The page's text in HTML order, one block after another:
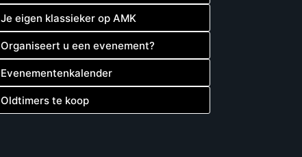
Je eigen klassieker op AMK
Organiseert u een evenement?
Evenementenkalender
Oldtimers te koop